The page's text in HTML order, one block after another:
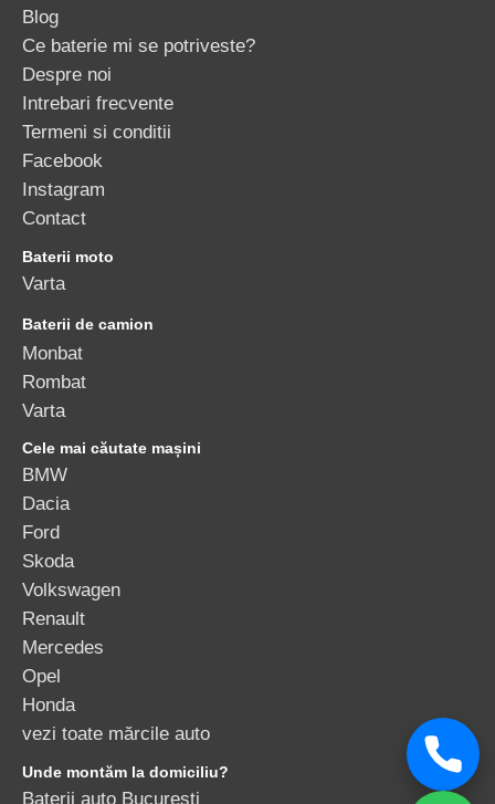
Blog
Ce baterie mi se potriveste?
Despre noi
Intrebari frecvente
Termeni si conditii
Facebook
Instagram
Contact
Baterii moto
Varta
Baterii de camion
Monbat
Rombat
Varta
Cele mai căutate mașini
BMW
Dacia
Ford
Skoda
Volkswagen
Renault
Mercedes
Opel
Honda
vezi toate mărcile auto
Unde montăm la domiciliu?
Baterii auto București